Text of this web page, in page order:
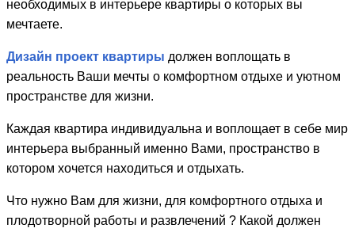
необходимых в интерьере квартиры о которых вы
мечтаете.
Дизайн проект квартиры должен воплощать в
реальность Ваши мечты о комфортном отдыхе и уютном
пространстве для жизни.
Каждая квартира индивидуальна и воплощает в себе мир
интерьера выбранный именно Вами, пространство в
котором хочется находиться и отдыхать.
Что нужно Вам для жизни, для комфортного отдыха и
плодотворной работы и развлечений ? Какой должен